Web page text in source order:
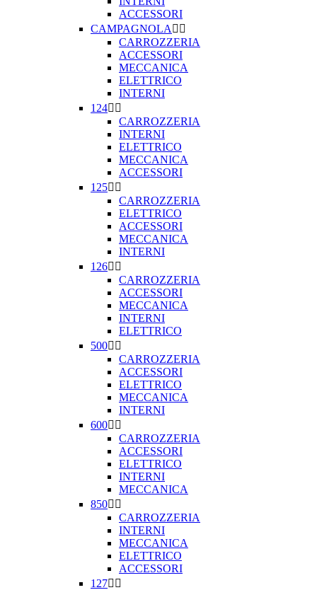
ACCESSORI
CAMPAGNOLA  
CARROZZERIA
ACCESSORI
MECCANICA
ELETTRICO
INTERNI
124 
CARROZZERIA
INTERNI
ELETTRICO
MECCANICA
ACCESSORI
125 
CARROZZERIA
ELETTRICO
ACCESSORI
MECCANICA
INTERNI
126 
CARROZZERIA
ACCESSORI
MECCANICA
INTERNI
ELETTRICO
500 
CARROZZERIA
ACCESSORI
ELETTRICO
MECCANICA
INTERNI
600 
CARROZZERIA
ACCESSORI
ELETTRICO
INTERNI
MECCANICA
850 
CARROZZERIA
INTERNI
MECCANICA
ELETTRICO
ACCESSORI
127 